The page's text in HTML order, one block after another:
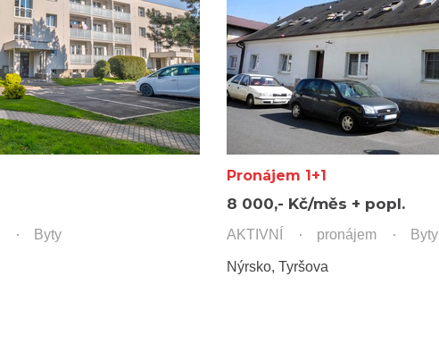
Byty
Pronájem 1+1
8 000,- Kč/měs + popl.
AKTIVNÍ pronájem Byty
Nýrsko, Tyršova